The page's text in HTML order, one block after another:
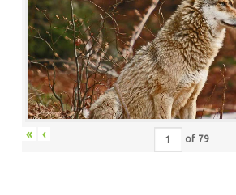
« ‹ of 79